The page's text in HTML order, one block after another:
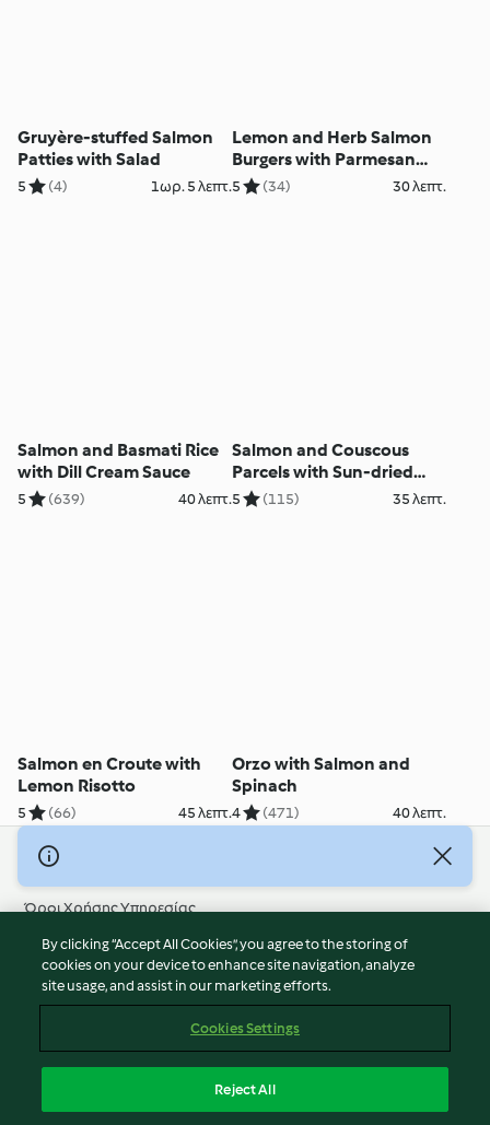
Gruyère-stuffed Salmon
Patties with Salad
5 (4) 1ωρ. 5 λεπτ.
Lemon and Herb Salmon
Burgers with Parmesan
Courgettes
5 (34) 30 λεπτ.
Salmon and Basmati Rice
with Dill Cream Sauce
5 (639) 40 λεπτ.
Salmon and Couscous
Parcels with Sun-dried
Tomatoes
5 (115) 35 λεπτ.
Salmon en Croute with
Lemon Risotto
5 (66) 45 λεπτ.
Orzo with Salmon and
Spinach
4 (471) 40 λεπτ.
© Πνευματικά Δικαιώματα 2026
Όροι Χρήσης Υπηρεσίας
Πολιτική Απορρήτου
Δήλωση Αποποίησης Ευθύνης
Διαχειριστής ιστοσελίδας
Περιεχόμενο αναφοράς
Δήλωση προσβασιμότητας
By clicking “Accept All Cookies”, you agree to the storing of
cookies on your device to enhance site navigation, analyze
site usage, and assist in our marketing efforts.
Cookies Settings
Reject All